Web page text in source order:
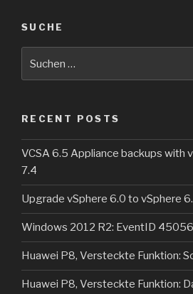
SUCHE
nach:
RECENT POSTS
VCSA 6.5 Appliance backups with
7.4
Upgrade vSphere 6.0 to vSphere
Windows 2012 R2: EventID 45056
Huawei P8, Versteckte Funktion:
Huawei P8, Versteckte Funktion: